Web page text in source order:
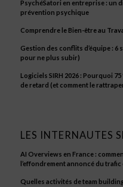
PsychéSatori en entreprise : un
prévention psychique
Comprendre le Bien-être au
Gestion des conflits d’équipe : 6
pour ne plus subir)
Logiciels SIRH 2026 : Pourquoi
de retard (et comment le
LES INTERNAUTES
AI Overviews en France :
l’effondrement annoncé du trafic
Quelles activités de team